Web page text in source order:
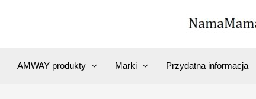
AMWAY produkty Marki Przydatna informacja